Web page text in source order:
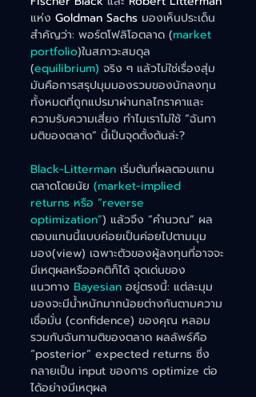
แห่ง Goldman Sachs มองเห็นประเด็น
สำคัญว่า: พอร์ตโฟลิโอตลาด (market
portfolio)ในสภาวะสมดุล
(equilibrium) จริง ๆ แล้วไม่ใช่เรื่องสุ่ม
มันคือการสรุปมุมมองรวมของนักลงทุน
ทั้งหมดที่ถูกแปรมาผ่านกลไกราคาและ
ความรับความเสี่ยง ทำไมเราไม่ใช้ “ฉันทา
มติของตลาด” นี้เป็นจุดตั้งต้นล่ะ?
Black-Litterman เริ่มต้นที่ผลตอบแทน
ตลาดโดยนัย (market-implied
returns หรือ “reverse
optimization”) แล้วจึง “คำนวณ” ผล
ตอบแทนนี้แบบค่อยเป็นค่อยไปตามมุม
มอง(view) เฉพาะตัวของผู้ลงทุนที่อาจจะ
มีเหตุผลหรืออคติก็ได้ จุดเด่นของ
แนวทาง Bayesian อยู่ตรงนี้: แต่ละมุม
มองจะมีน้ำหนักมากน้อยต่างกันตามความ
เชื่อมั่น (confidence) ของคุณ หลอม
รวมกับฉันทามติของตลาด ผลลัพธ์คือ
“posterior” expected returns ซึ่ง
กลายเป็น input ของการ optimize ต่อ
ได้อย่างมีเหตุผล